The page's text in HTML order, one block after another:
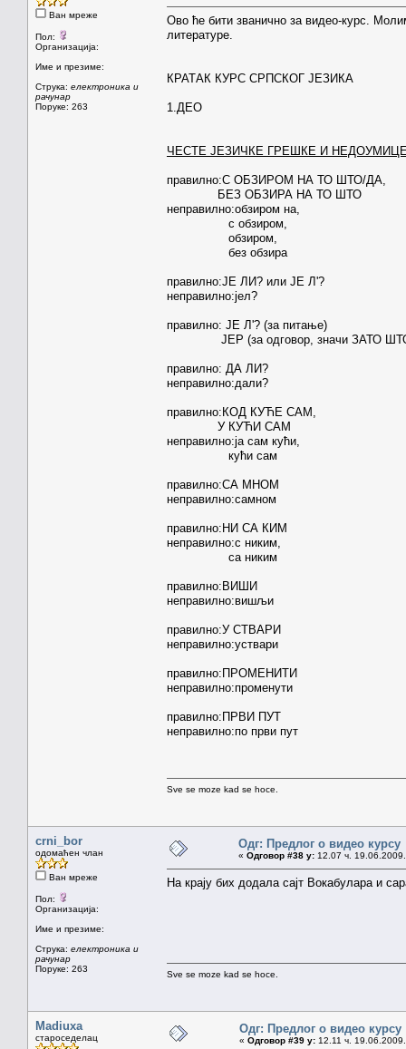
Ван мреже
Пол:
Организација:
Име и презиме:
Струка: електроника и
рачунар
Поруке: 263
Ово ће бити званично за видео-курс.
литературе.
КРАТАК КУРС СРПСКОГ ЈЕЗИКА
1.ДЕО
ЧЕСТЕ ЈЕЗИЧКЕ ГРЕШКЕ И
правилно:С ОБЗИРОМ НА ТО ШТО/ДА,
БЕЗ ОБЗИРА НА ТО
неправилно:обзиром
с обзиром,
обзиром,
без обзира
правилно:ЈЕ ЛИ? или
правилно: ЈЕ Л'? (за питање)
ЈЕР (за одговор, значи ЗАТО
правилно: ДА ЛИ?
неправилно:дали?
правилно:КОД КУЋЕ САМ,
У КУЋИ САМ
неправилно:ја сам
кући сам
правилно:СА МНОМ
правилно:НИ СА КИМ
неправилно:с никим,
са никим
правилно:ВИШИ
неправилно:вишљи
правилно:У СТВАРИ
неправилно:уствари
правилно:ПРВИ ПУТ
неправилно:по први пут
Sve se moze kad se hoce.
crni_bor
одомаћен члан
Ван мреже
Пол:
Организација:
Име и презиме:
Струка: електроника и
рачунар
Поруке: 263
Одг: Предлог о видео курсу
« Одговор #38 у: 12.07 ч.
На крају бих додала сајт Вокабулара и
Sve se moze kad se hoce.
Madiuxa
староседелац
Одг: Предлог о видео курсу
« Одговор #39 у: 12.11 ч.